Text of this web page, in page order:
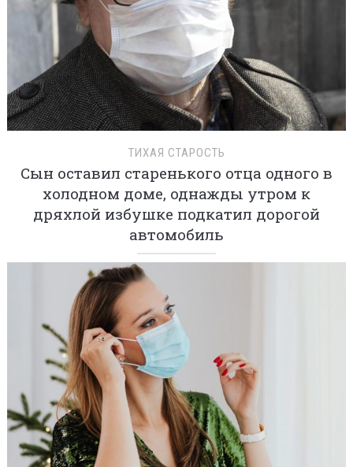
ТИХАЯ СТАРОСТЬ
Сын оставил старенького отца одного в
холодном доме, однажды утром к
дряхлой избушке подкатил дорогой
автомобиль